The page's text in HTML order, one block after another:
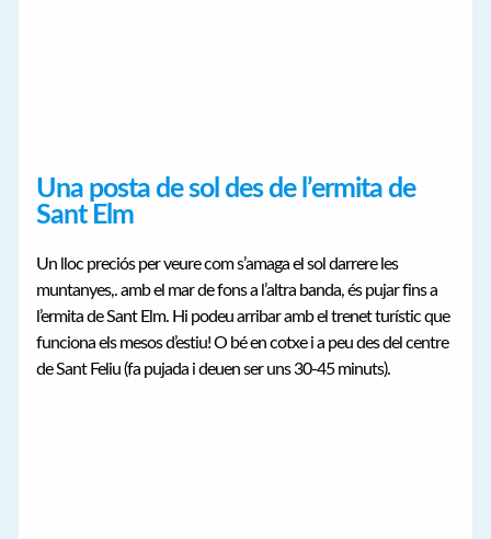
Una posta de sol des de l’ermita de
Sant Elm
Un lloc preciós per veure com s’amaga el sol darrere les
muntanyes,. amb el mar de fons a l’altra banda, és pujar fins a
l’ermita de Sant Elm. Hi podeu arribar amb el trenet turístic que
funciona els mesos d’estiu! O bé en cotxe i a peu des del centre
de Sant Feliu (fa pujada i deuen ser uns 30-45 minuts).